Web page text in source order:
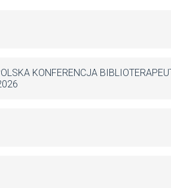
p
KONFERENCJA